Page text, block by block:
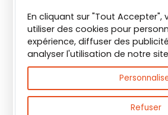
En cliquant sur "Tout Accepter",
utiliser des cookies pour
expérience, diffuser des
analyser l'utilisation de notre
Refuser
Guide PDF
Inscrivez vous à notre
téléchargez
épices de Max Daumin,un
pour vous familiariser